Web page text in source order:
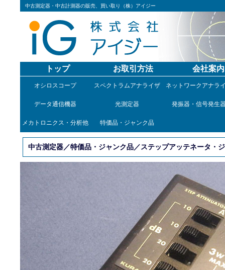
中古測定器・中古計測器の販売、買い取り（株）アイジー
トップ お取引方法 会社案内
オシロスコープ スペクトラムアナライザ ネットワークアナラ
データ通信機器 光測定器 発振器・信号発生
メカトロニクス・分析他 特価品・ジャンク品
中古測定器／特価品・ジャンク品／ステップアッテネータ・